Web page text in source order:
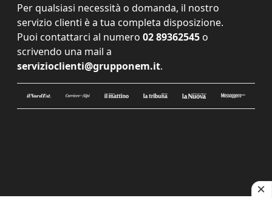
Per qualsiasi necessità o domanda, il nostro
servizio clienti è a tua completa disposizione.
Puoi contattarci al numero 02 89362545 o
scrivendo una mail a
servizioclienti@grupponem.it.